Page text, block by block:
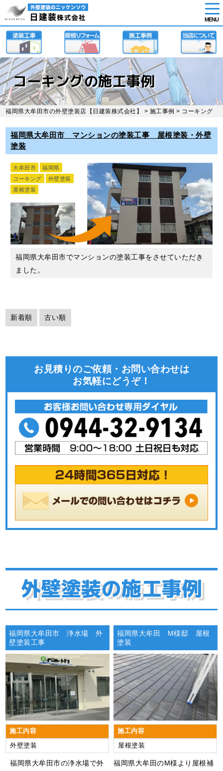
Skip
main
content
MENU
コーキングの施工事例
福岡県大牟田市の外壁塗装店【日建装株式会社】 > 施工事例 > コーキング
福岡県大牟田市 マンションの塗装工事 屋根塗装・外壁
塗装
大牟田市
福岡県
コーキング
外壁塗装
屋根塗装
福岡県大牟田市でマンションの塗装工事をさせていただき
ました。
施工前は、雨だれやホコリなどによる汚れや色褪せによっ
て、外壁塗装が劣化していることが確認できました。
外壁の汚れは、雨だれ・ホコリ・排気ガス・コケやカビな
また色褪せが起こるのは、主に太陽光に含まれる紫外線が
原因とされています。
これらの劣化は美観を損ねるだけではなく、建物の老朽化
にもつながってしまうため、定期的なメンテナンスは欠か
下地処理
塗装工事では工事が始まったからといって、すぐに塗装工
程に入れるわけではありません。
面の汚れや古い塗膜などを除去していきます。
高圧洗浄は屋根からおこない、その後外壁の洗浄に移って
いきます。
補修にて塗装面を補強し整えました。
屋根・外壁塗装
下地処理後は、いよいよ塗装に入っていきます。
屋根も外壁も塗装工程は一緒で、まずは仕上げ塗料の密着
性を高めるために「下塗り」をおこないます。
次に塗装に厚みを付けるために「中塗り」をおこない、最
後に中塗りで生じたムラをなくすように「上塗り」をおこ
ない施工完了です。
当社の塗装工事については、
「外壁塗装・屋根塗装」をご
新着順 古い順
お見積りのご依頼・お問い合わせは
お気軽にどうぞ！
外壁塗装の施工事例
福岡県大牟田市 浄水場 外
壁塗装工事
施工内容
外壁塗装
福岡県大牟田市の浄水場で外
福岡県大牟田 M様邸 屋根
塗装
施工内容
屋根塗装
​​福岡県大牟田のM様より屋根補